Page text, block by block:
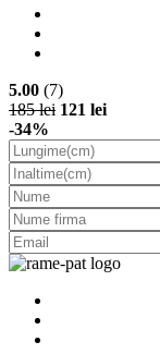
5.00 (7)
185 lei 121 lei
-34%